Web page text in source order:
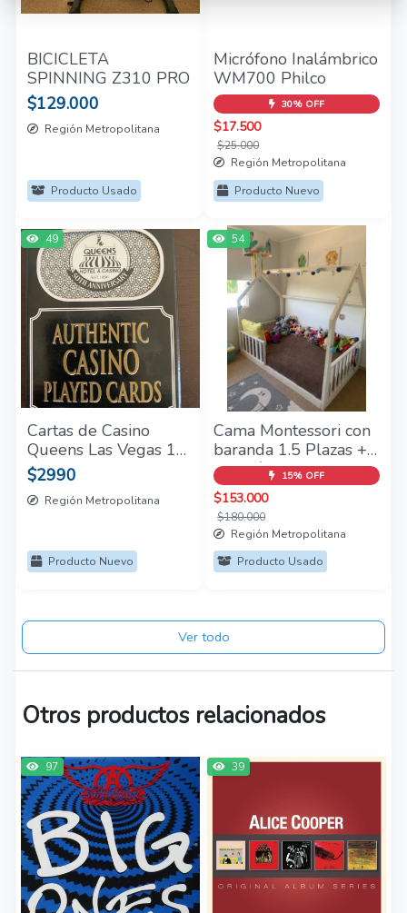
BICICLETA
SPINNING Z310 PRO
$129.000
Región Metropolitana
Producto Usado
Micrófono Inalámbrico
WM700 Philco
30% OFF
$17.500
$25.000
Región Metropolitana
Producto Nuevo
49
Cartas de Casino
Queens Las Vegas 1
Paquete - Sellado
$2990
Región Metropolitana
Producto Nuevo
54
Cama Montessori con
baranda 1.5 Plazas +
Colchón Rosen muy
buen estado.
Conversable!
15% OFF
$153.000
$180.000
Región Metropolitana
Producto Usado
Ver todo
Otros productos relacionados
97 39